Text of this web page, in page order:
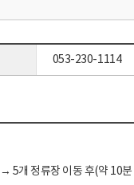
053-230-1114
개 정류장 이동 후(약 10